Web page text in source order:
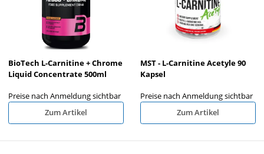
BioTech L-Carnitine + Chrome
Liquid Concentrate 500ml
Preise nach Anmeldung sichtbar
Zum Artikel
MST - L-Carnitine Acetyle 90
Kapsel
Preise nach Anmeldung sichtbar
Zum Artikel